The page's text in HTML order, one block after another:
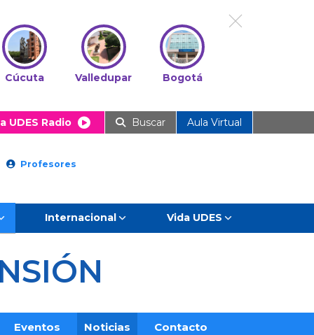
Cúcuta Valledupar Bogotá
UDES Radio Buscar Aula Virtual
Profesores
Internacional Vida UDES
Eventos Noticias Contacto